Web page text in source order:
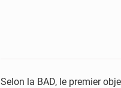
Selon la BAD, le premier